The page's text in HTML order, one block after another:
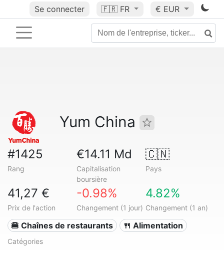
Se connecter 🇫🇷 FR € EUR
Yum China
#1425
Rang
€14.11 Md
Capitalisation
boursière
🇨🇳
Pays
41,27 €
Prix de l'action
-0.98%
Changement (1 jour)
4.82%
Changement (1 an)
🍔 Chaînes de restaurants 🍴 Alimentation
Catégories